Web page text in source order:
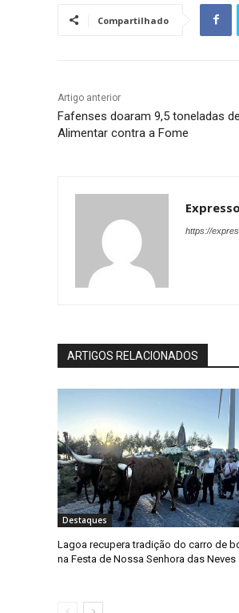
Compartilhado
Artigo anterior
Fafenses doaram 9,5 toneladas
Alimentar contra a Fome
https://
ARTIGOS RELACIONADOS
Destaques
Lagoa recupera tradição do carro de
na Festa de Nossa Senhora das Neves